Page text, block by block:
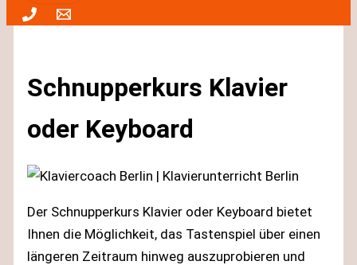
Schnupperkurs Klavier
oder Keyboard
Der Schnupperkurs Klavier oder Keyboard bietet
Ihnen die Möglichkeit, das Tastenspiel über einen
längeren Zeitraum hinweg auszuprobieren und